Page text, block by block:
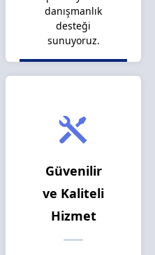
danışmanlık
desteği
sunuyoruz.
Güvenilir
ve Kaliteli
Hizmet